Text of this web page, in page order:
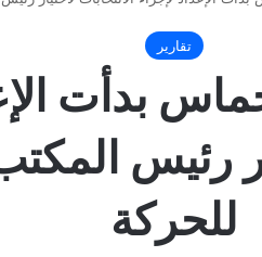
تقارير
بدأت
رئيس
للحركة